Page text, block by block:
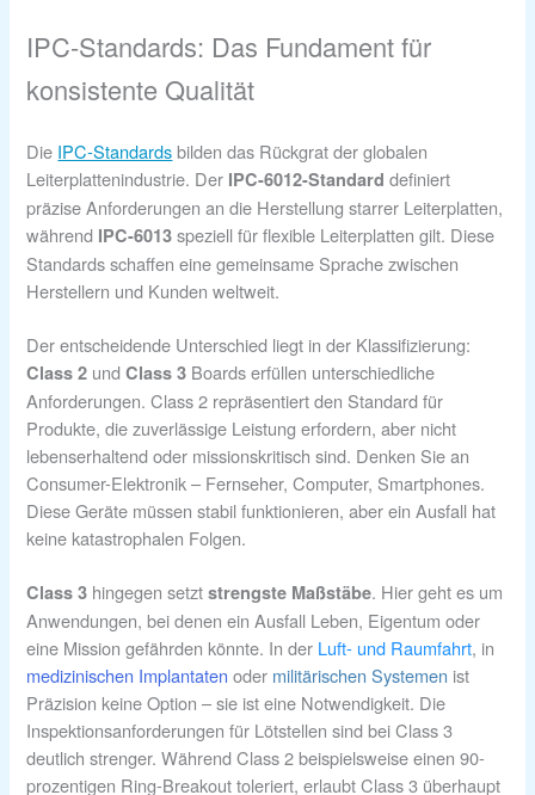
IPC-Standards: Das Fundament für
konsistente Qualität
Die IPC-Standardsbilden das Rückgrat der globalen
Leiterplattenindustrie. Der IPC-6012-Standard definiert
präzise Anforderungen an die Herstellung starrer Leiterplatten,
während IPC-6013 speziell für flexible Leiterplatten gilt. Diese
Standards schaffen eine gemeinsame Sprache zwischen
Herstellern und Kunden weltweit.
Der entscheidende Unterschied liegt in der Klassifizierung:
Class 2 undClass 3 Boards erfüllen unterschiedliche
Anforderungen. Class 2 repräsentiert den Standard für
Produkte, die zuverlässige Leistung erfordern, aber nicht
lebenserhaltend oder missionskritisch sind. Denken Sie an
Consumer-Elektronik – Fernseher, Computer, Smartphones.
Diese Geräte müssen stabil funktionieren, aber ein Ausfall hat
keine katastrophalen Folgen.
Class 3 hingegen setztstrengste Maßstäbe. Hier geht es um
Anwendungen, bei denen ein Ausfall Leben, Eigentum oder
eine Mission gefährden könnte. In der Luft- und Raumfahrt, in
medizinischen Implantaten oder militärischen Systemen ist
Präzision keine Option – sie ist eine Notwendigkeit. Die
Inspektionsanforderungen für Lötstellen sind bei Class 3
deutlich strenger. Während Class 2 beispielsweise einen 90-
prozentigen Ring-Breakout toleriert, erlaubt Class 3 überhaupt